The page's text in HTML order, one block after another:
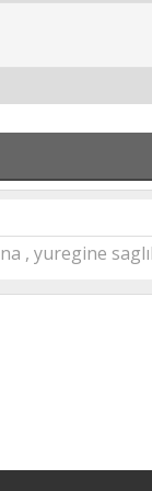
, yuregine